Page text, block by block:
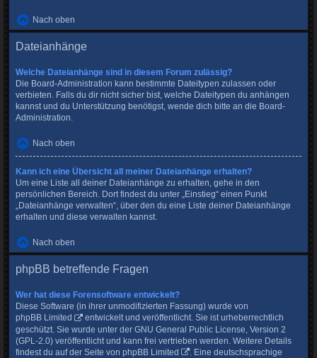
Nach oben
Dateianhänge
Welche Dateianhänge sind in diesem Forum zulässig?
Die Board-Administration kann bestimmte Dateitypen zulassen oder
verbieten. Falls du dir nicht sicher bist, welche Dateitypen du anhängen
kannst und du Unterstützung benötigst, wende dich bitte an die Board-
Administration.
Nach oben
Kann ich eine Übersicht all meiner Dateianhänge erhalten?
Um eine Liste all deiner Dateianhänge zu erhalten, gehe in den
persönlichen Bereich. Dort findest du unter „Einstieg“ einen Punkt
„Dateianhänge verwalten“, über den du eine Liste deiner Dateianhänge
erhalten und diese verwalten kannst.
Nach oben
phpBB betreffende Fragen
Wer hat diese Forensoftware entwickelt?
Diese Software (in ihrer unmodifizierten Fassung) wurde von
phpBB Limited
entwickelt und veröffentlicht. Sie ist urheberrechtlich
geschützt. Sie wurde unter der GNU General Public License, Version 2
(GPL-2.0) veröffentlicht und kann frei vertrieben werden. Weitere Details
findest du auf der Seite von phpBB Limited
. Eine deutschsprachige